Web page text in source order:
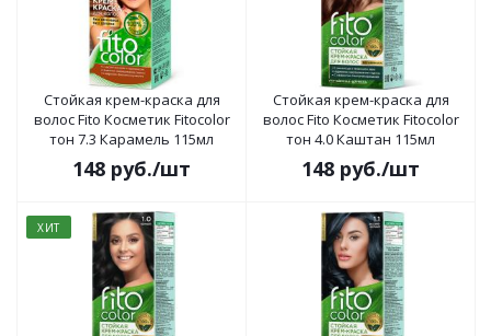
Стойкая крем-краска для
волос Fito Косметик Fitocolor
тон 7.3 Карамель 115мл
148 руб./шт
Стойкая крем-краска для
волос Fito Косметик Fitocolor
тон 4.0 Каштан 115мл
148 руб./шт
ХИТ